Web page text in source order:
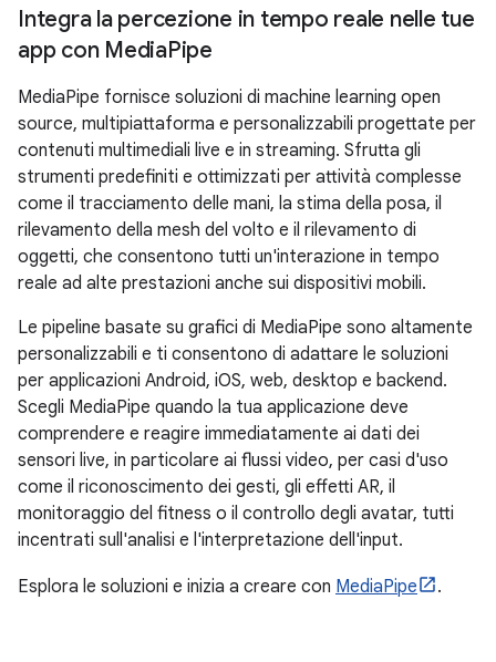
Integra la percezione in tempo reale nelle tue
app con MediaPipe
MediaPipe fornisce soluzioni di machine learning open
source, multipiattaforma e personalizzabili progettate per
contenuti multimediali live e in streaming. Sfrutta gli
strumenti predefiniti e ottimizzati per attività complesse
come il tracciamento delle mani, la stima della posa, il
rilevamento della mesh del volto e il rilevamento di
oggetti, che consentono tutti un'interazione in tempo
reale ad alte prestazioni anche sui dispositivi mobili.
Le pipeline basate su grafici di MediaPipe sono altamente
personalizzabili e ti consentono di adattare le soluzioni
per applicazioni Android, iOS, web, desktop e backend.
Scegli MediaPipe quando la tua applicazione deve
comprendere e reagire immediatamente ai dati dei
sensori live, in particolare ai flussi video, per casi d'uso
come il riconoscimento dei gesti, gli effetti AR, il
monitoraggio del fitness o il controllo degli avatar, tutti
incentrati sull'analisi e l'interpretazione dell'input.
Esplora le soluzioni e inizia a creare con MediaPipe .